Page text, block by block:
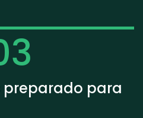
preparado para